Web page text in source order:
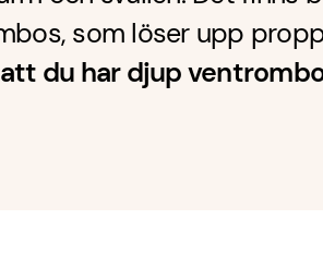
som löser upp
du har djup